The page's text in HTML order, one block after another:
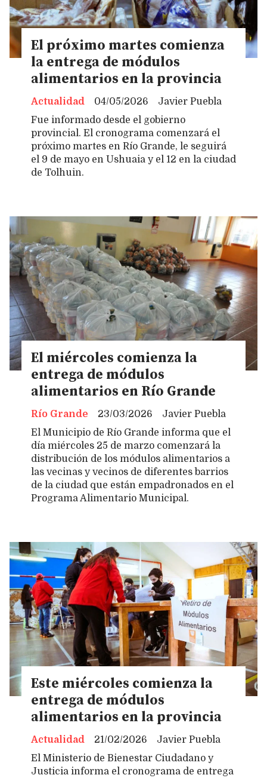
El próximo martes comienza
la entrega de módulos
alimentarios en la provincia
Javier Puebla
Actualidad
04/05/2026
Fue informado desde el gobierno
provincial. El cronograma comenzará el
próximo martes en Río Grande, le seguirá
el 9 de mayo en Ushuaia y el 12 en la ciudad
de Tolhuin.
El miércoles comienza la
entrega de módulos
alimentarios en Río Grande
Javier Puebla
Río Grande
23/03/2026
El Municipio de Río Grande informa que el
día miércoles 25 de marzo comenzará la
distribución de los módulos alimentarios a
las vecinas y vecinos de diferentes barrios
de la ciudad que están empadronados en el
Programa Alimentario Municipal.
Este miércoles comienza la
entrega de módulos
alimentarios en la provincia
Javier Puebla
Actualidad
21/02/2026
El Ministerio de Bienestar Ciudadano y
Justicia informa el cronograma de entrega